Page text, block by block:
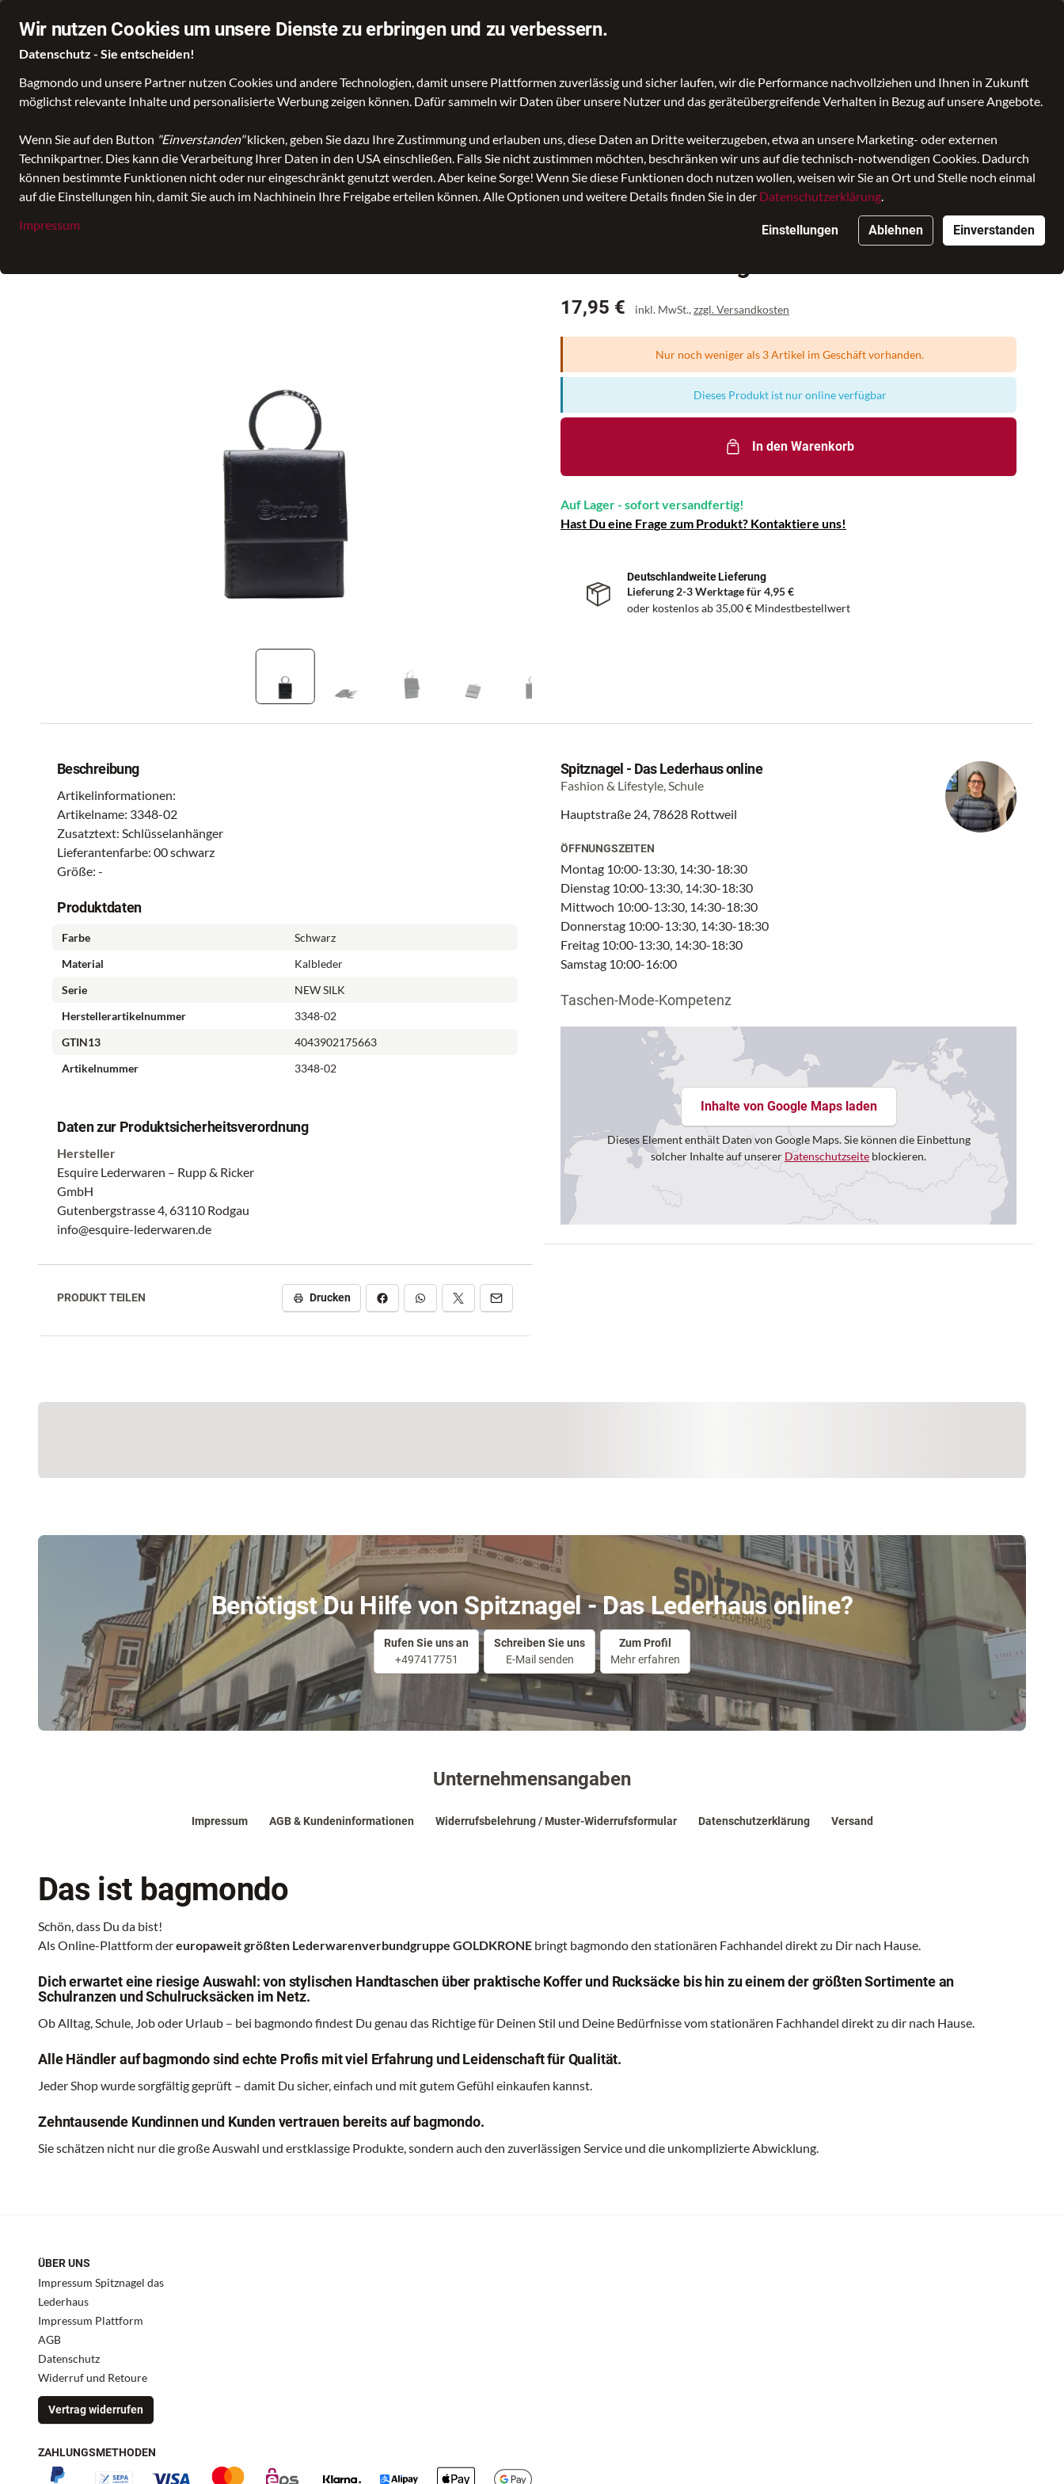
Wir nutzen Cookies um unsere Dienste zu erbringen und zu verbessern.
Datenschutz - Sie entscheiden!
Bagmondo und unsere Partner nutzen Cookies und andere Technologien, damit unsere Plattformen zuverlässig und sicher laufen, wir die Performance nachvollziehen und Ihnen in Zukunft
möglichst relevante Inhalte und personalisierte Werbung zeigen können. Dafür sammeln wir Daten über unsere Nutzer und das geräteübergreifende Verhalten in Bezug auf unsere Angebote.
Wenn Sie auf den Button "Einverstanden"klicken, geben Sie dazu Ihre Zustimmung und erlauben uns, diese Daten an Dritte weiterzugeben, etwa an unsere Marketing- oder externen
Technikpartner. Dies kann die Verarbeitung Ihrer Daten in den USA einschließen. Falls Sie nicht zustimmen möchten, beschränken wir uns auf die technisch-notwendigen Cookies. Dadurch
können bestimmte Funktionen nicht oder nur eingeschränkt genutzt werden. Aber keine Sorge! Wenn Sie diese Funktionen doch nutzen wollen, weisen wir Sie an Ort und Stelle noch einmal
auf die Einstellungen hin, damit Sie auch im Nachhinein Ihre Freigabe erteilen können. Alle Optionen und weitere Details finden Sie in der Datenschutzerklärung.
Impressum
Einstellungen Ablehnen Einverstanden
NEW SILK Schlüsselanhänger
Preis
17,95 € inkl. MwSt.,zzgl. Versandkosten
Nur noch weniger als 3 Artikel im Geschäft vorhanden.
Dieses Produkt ist nur online verfügbar
In den Warenkorb
Auf Lager - sofort versandfertig!
Hast Du eine Frage zum Produkt? Kontaktiere uns!
Deutschlandweite Lieferung
Lieferung 2-3 Werktage für4,95 €
oder kostenlos ab 35,00 € Mindestbestellwert
Beschreibung
Artikelinformationen:
Artikelname: 3348-02
Zusatztext: Schlüsselanhänger
Lieferantenfarbe: 00 schwarz
Größe: -
Produktdaten
Farbe
Schwarz
Material
Kalbleder
Serie
NEW SILK
Herstellerartikelnummer
3348-02
GTIN13
4043902175663
Artikelnummer
3348-02
Daten zur Produktsicherheitsverordnung
Hersteller
Esquire Lederwaren – Rupp & Ricker
GmbH
Gutenbergstrasse 4, 63110 Rodgau
info@esquire-lederwaren.de
PRODUKT TEILEN Drucken
Spitznagel - Das Lederhaus online
Fashion & Lifestyle, Schule
Hauptstraße 24, 78628 Rottweil
ÖFFNUNGSZEITEN
Montag 10:00-13:30, 14:30-18:30
Dienstag 10:00-13:30, 14:30-18:30
Mittwoch 10:00-13:30, 14:30-18:30
Donnerstag 10:00-13:30, 14:30-18:30
Freitag 10:00-13:30, 14:30-18:30
Samstag 10:00-16:00
Taschen-Mode-Kompetenz
Inhalte von Google Maps laden
Dieses Element enthält Daten von Google Maps. Sie können die Einbettung
solcher Inhalte auf unserer Datenschutzseite blockieren.
Benötigst Du Hilfe von Spitznagel - Das Lederhaus online?
Rufen Sie uns an
+497417751
Schreiben Sie uns
E-Mail senden
Zum Profil
Mehr erfahren
Unternehmensangaben
Impressum AGB & Kundeninformationen Widerrufsbelehrung / Muster-Widerrufsformular Datenschutzerklärung Versand
Das ist bagmondo
Schön, dass Du da bist!
Als Online-Plattform dereuropaweit größten Lederwarenverbundgruppe GOLDKRONE bringt bagmondo den stationären Fachhandel direkt zu Dir nach Hause.
Dich erwartet eine riesige Auswahl: von stylischen Handtaschen über praktische Koffer und Rucksäcke bis hin zu einem der größten Sortimente an
Schulranzen und Schulrucksäcken im Netz.
Ob Alltag, Schule, Job oder Urlaub – bei bagmondo findest Du genau das Richtige für Deinen Stil und Deine Bedürfnisse vom stationären Fachhandel direkt zu dir nach Hause.
Alle Händler auf bagmondo sind echte Profis mit viel Erfahrung und Leidenschaft für Qualität.
Jeder Shop wurde sorgfältig geprüft – damit Du sicher, einfach und mit gutem Gefühl einkaufen kannst.
Zehntausende Kundinnen und Kunden vertrauen bereits auf bagmondo.
Sie schätzen nicht nur die große Auswahl und erstklassige Produkte, sondern auch den zuverlässigen Service und die unkomplizierte Abwicklung.
ÜBER UNS
Impressum Spitznagel das
Lederhaus
Impressum Plattform
AGB
Datenschutz
Widerruf und Retoure
Vertrag widerrufen
ZAHLUNGSMETHODEN